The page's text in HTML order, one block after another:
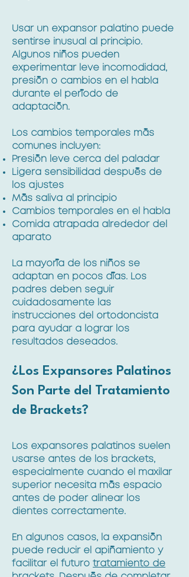
Usar un expansor palatino puede
sentirse inusual al principio.
Algunos niños pueden
experimentar leve incomodidad,
presión o cambios en el habla
durante el período de
adaptación.
Los cambios temporales más
comunes incluyen:
Presión leve cerca del paladar
Ligera sensibilidad después de
los ajustes
Más saliva al principio
Cambios temporales en el habla
Comida atrapada alrededor del
aparato
La mayoría de los niños se
adaptan en pocos días. Los
padres deben seguir
cuidadosamente las
instrucciones del ortodoncista
para ayudar a lograr los
resultados deseados.
¿Los Expansores Palatinos
Son Parte del Tratamiento
de Brackets?
Los expansores palatinos suelen
usarse antes de los brackets,
especialmente cuando el maxilar
superior necesita más espacio
antes de poder alinear los
dientes correctamente.
En algunos casos, la expansión
puede reducir el apiñamiento y
facilitar el futuro tratamiento de